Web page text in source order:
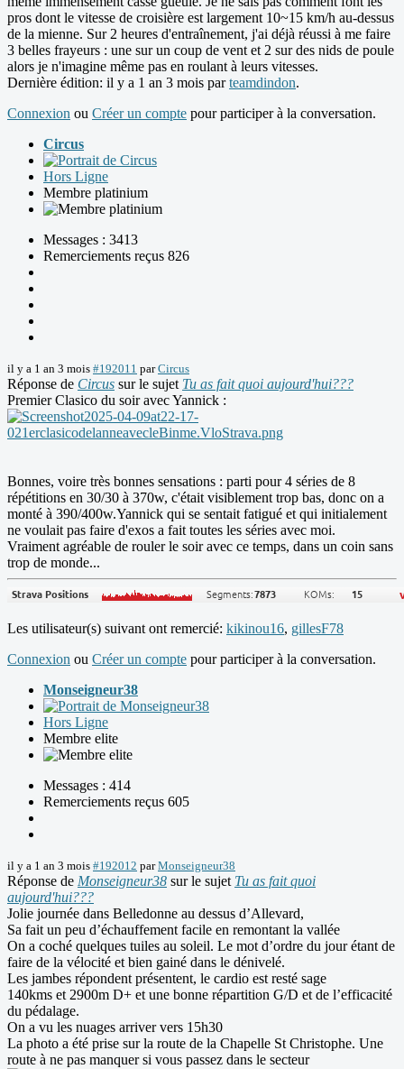
pros dont le vitesse de croisière est largement 10~15 km/h au-dessus
de la mienne. Sur 2 heures d'entraînement, j'ai déjà réussi à me faire
3 belles frayeurs : une sur un coup de vent et 2 sur des nids de poule
alors je n'imagine même pas en roulant à leurs vitesses.
Dernière édition: il y a 1 an 3 mois parteamdindon.
Connexion ou Créer un compte pour participer à la conversation.
Circus
Hors Ligne
Membre platinium
Messages : 3413
Remerciements reçus 826
il y a 1 an 3 mois #192011 parCircus
Réponse de Circus sur le sujet Tu as fait quoi aujourd'hui???
Premier Clasico du soir avec Yannick :
Bonnes, voire très bonnes sensations : parti pour 4 séries de 8
répétitions en 30/30 à 370w, c'était visiblement trop bas, donc on a
monté à 390/400w.Yannick qui se sentait fatigué et qui initialement
ne voulait pas faire d'exos a fait toutes les séries avec moi.
Vraiment agréable de rouler le soir avec ce temps, dans un coin sans
trop de monde...
Les utilisateur(s) suivant ont remercié: kikinou16, gillesF78
Connexion ou Créer un compte pour participer à la conversation.
Monseigneur38
Hors Ligne
Membre elite
Messages : 414
Remerciements reçus 605
il y a 1 an 3 mois #192012 parMonseigneur38
Réponse de Monseigneur38 sur le sujet Tu as fait quoi
aujourd'hui???
Jolie journée dans Belledonne au dessus d’Allevard,
Sa fait un peu d’échauffement facile en remontant la vallée
On a coché quelques tuiles au soleil. Le mot d’ordre du jour étant de
faire de la vélocité et bien gainé dans le dénivelé.
Les jambes répondent présentent, le cardio est resté sage
140kms et 2900m D+ et une bonne répartition G/D et de l’efficacité
du pédalage.
On a vu les nuages arriver vers 15h30
La photo a été prise sur la route de la Chapelle St Christophe. Une
route à ne pas manquer si vous passez dans le secteur